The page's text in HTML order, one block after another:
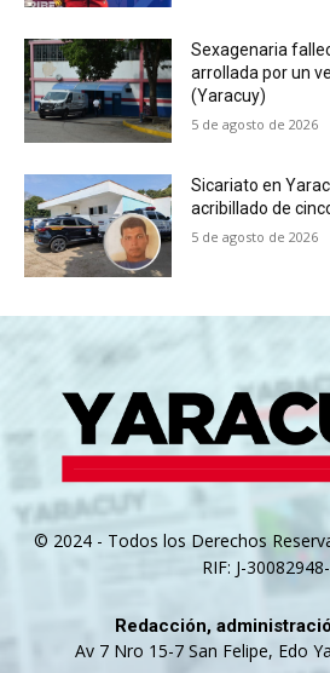
Sexagenaria
arrollada por un
(Yaracuy)
5 de agosto de 2026
Sicariato en
acribillado de
5 de agosto de 2026
© 2024 - Todos los Derechos
RIF: J-
Redacción,
Av 7 Nro 15-7 San Felipe, Edo